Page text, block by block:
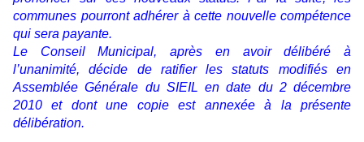
communes pourront adhérer à cette nouvelle compétence
qui sera payante.
Le Conseil Municipal, après en avoir délibéré à
l’unanimité, décide de ratifier les statuts modifiés en
Assemblée Générale du SIEIL en date du 2 décembre
2010 et dont une copie est annexée à la présente
délibération.